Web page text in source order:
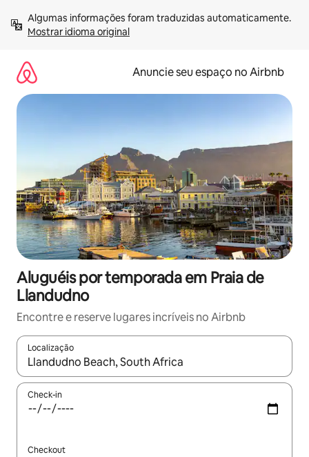
para
Mostrar idioma original
Anuncie seu espaço no Airbnb
Aluguéis por temporada em Praia de
Llandudno
Encontre e reserve lugares incríveis no Airbnb
Localização
Quando os resultados estiverem disponíveis, explore-os
Check-in
Checkout